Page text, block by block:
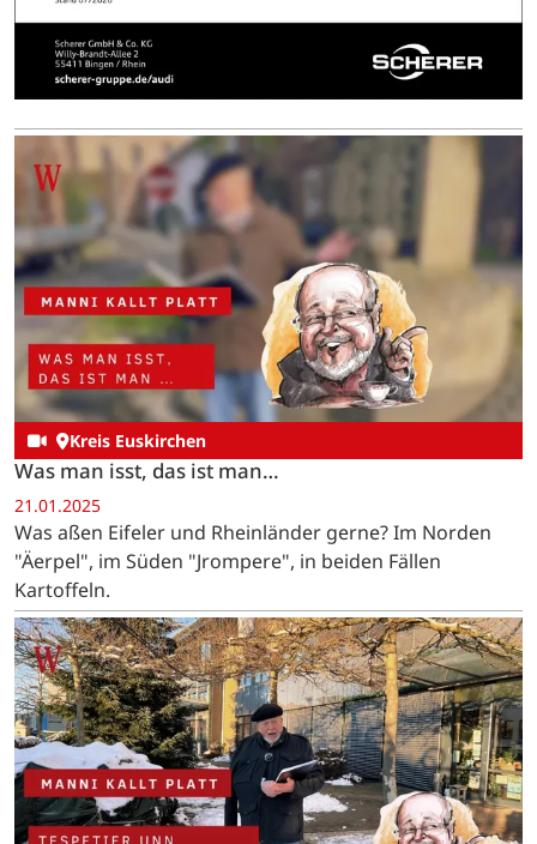
Kreis Euskirchen
Was man isst, das ist man…
21.01.2025
Was aßen Eifeler und Rheinländer gerne? Im Norden
"Äerpel", im Süden "Jrompere", in beiden Fällen
Kartoffeln.